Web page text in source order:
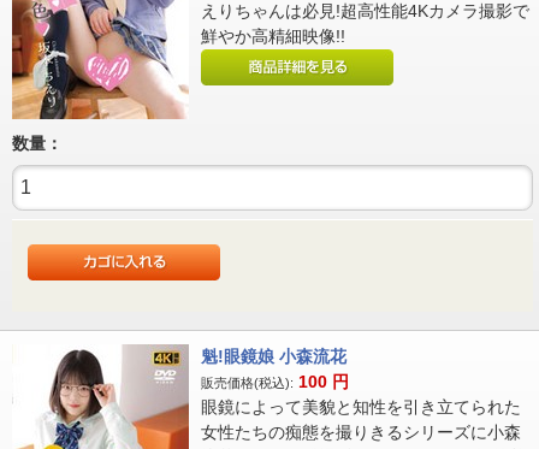
えりちゃんは必見!超高性能4Kカメラ撮影で
鮮やか高精細映像!!
数量：
魁!眼鏡娘 小森流花
販売価格(税込): 100 円
眼鏡によって美貌と知性を引き立てられた
女性たちの痴態を撮りきるシリーズに小森